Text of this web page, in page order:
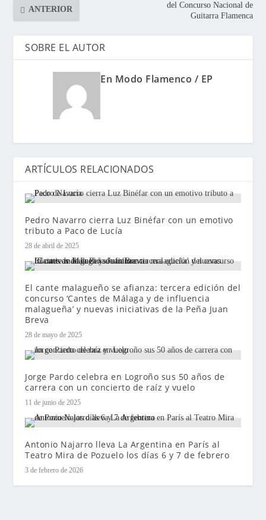
ANTERIOR
del Concurso Nacional de
Guitarra Flamenca
SOBRE EL AUTOR
En Modo Flamenco / EP
ARTÍCULOS RELACIONADOS
Pedro Navarro cierra Luz Binéfar con un emotivo
tributo a Paco de Lucía
28 de abril de 2025
El cante malagueño se afianza: tercera edición del
concurso ‘Cantes de Málaga y de influencia
malagueña’ y nuevas iniciativas de la Peña Juan
Breva
28 de mayo de 2025
Jorge Pardo celebra en Logroño sus 50 años de
carrera con un concierto de raíz y vuelo
11 de junio de 2025
Antonio Najarro lleva La Argentina en París al
Teatro Mira de Pozuelo los días 6 y 7 de febrero
3 de febrero de 2026